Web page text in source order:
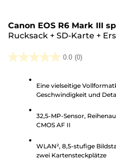
Canon EOS R6 Mark III
Rucksack + SD-Karte +
0.0 (0)
0.0
Sternen.
Eine vielseitige
Geschwindigkeit und
32,5-MP-Sensor,
CMOS AF II
WLAN², 8,5-stufige
zwei Kartensteckplätze